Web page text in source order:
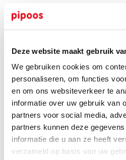
Deze website maakt gebruik
We gebruiken cookies om
personaliseren, om functies
en om ons websiteverkeer te
informatie over uw gebruik van
partners voor social media,
partners kunnen deze
informatie die u aan ze heeft
verzameld op basis van uw
LEUCHTTURM 1917 -
(exclusief pen)
3,99